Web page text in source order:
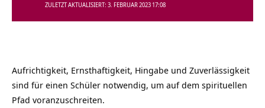
ZULETZT AKTUALISIERT: 3. FEBRUAR 2023 17:08
Aufrichtigkeit, Ernsthaftigkeit, Hingabe und Zuverlässigkeit
sind für einen Schüler notwendig, um auf dem spirituellen
Pfad voranzuschreiten.